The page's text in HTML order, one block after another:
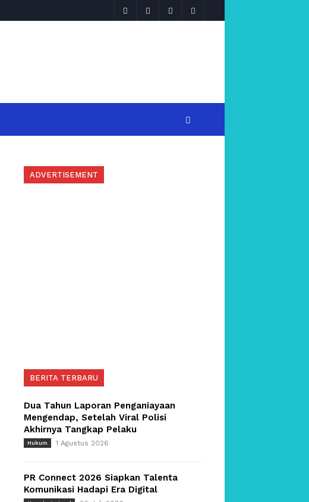
ADVERTISEMENT
BERITA TERBARU
Dua Tahun Laporan Penganiayaan
Mengendap, Setelah Viral Polisi
Akhirnya Tangkap Pelaku
Hukum 1 Agustus 2026
PR Connect 2026 Siapkan Talenta
Komunikasi Hadapi Era Digital